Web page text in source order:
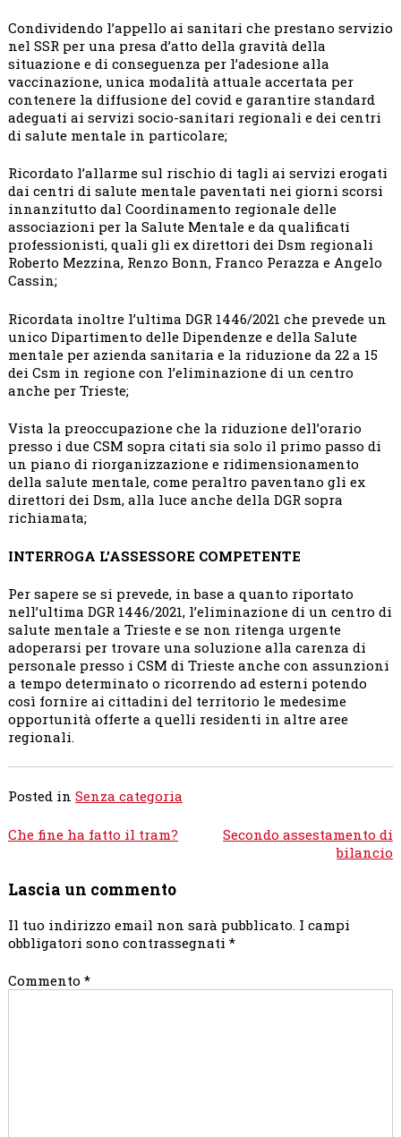
Condividendo l’appello ai sanitari che prestano servizio
nel SSR per una presa d’atto della gravità della
situazione e di conseguenza per l’adesione alla
vaccinazione, unica modalità attuale accertata per
contenere la diffusione del covid e garantire standard
adeguati ai servizi socio-sanitari regionali e dei centri
di salute mentale in particolare;
Ricordato l’allarme sul rischio di tagli ai servizi erogati
dai centri di salute mentale paventati nei giorni scorsi
innanzitutto dal Coordinamento regionale delle
associazioni per la Salute Mentale e da qualificati
professionisti, quali gli ex direttori dei Dsm regionali
Roberto Mezzina, Renzo Bonn, Franco Perazza e Angelo
Cassin;
Ricordata inoltre l’ultima DGR 1446/2021 che prevede un
unico Dipartimento delle Dipendenze e della Salute
mentale per azienda sanitaria e la riduzione da 22 a 15
dei Csm in regione con l’eliminazione di un centro
anche per Trieste;
Vista la preoccupazione che la riduzione dell’orario
presso i due CSM sopra citati sia solo il primo passo di
un piano di riorganizzazione e ridimensionamento
della salute mentale, come peraltro paventano gli ex
direttori dei Dsm, alla luce anche della DGR sopra
richiamata;
INTERROGA L’ASSESSORE COMPETENTE
Per sapere se si prevede, in base a quanto riportato
nell’ultima DGR 1446/2021, l’eliminazione di un centro di
salute mentale a Trieste e se non ritenga urgente
adoperarsi per trovare una soluzione alla carenza di
personale presso i CSM di Trieste anche con assunzioni
a tempo determinato o ricorrendo ad esterni potendo
così fornire ai cittadini del territorio le medesime
opportunità offerte a quelli residenti in altre aree
regionali.
Posted in Senza categoria
Navigazione
Che fine ha fatto il tram?
Secondo assestamento di
bilancio
Lascia un commento
Il tuo indirizzo email non sarà pubblicato. I campi
obbligatori sono contrassegnati *
Commento *